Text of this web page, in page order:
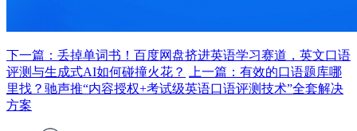
下一篇：丢掉单词书！百度网盘挤进英语学习赛道，英文口语
评测与生成式AI如何碰撞火花？
上一篇：有效的口语题库哪
里找？驰声推“内容授权+考试级英语口语评测技术”全套解决
方案